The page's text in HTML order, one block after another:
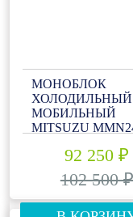
МОНОБЛОК
ХОЛОДИЛЬНЫЙ
МОБИЛЬНЫЙ
MITSUZU
92 250 ₽
102 500 ₽